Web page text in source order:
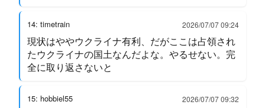
14: timetrain 2026/07/07 09:24
現状はややウクライナ有利、だがここは占領され
たウクライナの国土なんだよな。やるせない。完
全に取り返さないと
15: hobbiel55 2026/07/07 09:32